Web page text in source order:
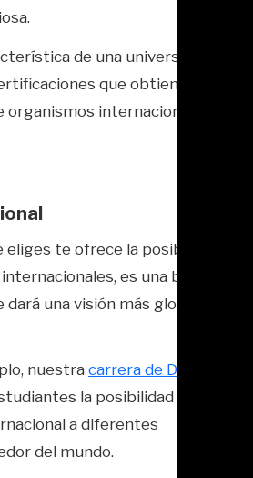
de una universidad
que obtiene la
internacionales o
eliges te ofrece la posibilidad de
es una buena
una visión más global
nuestracarrera de Derecho
la posibilidad de hacer
a diferentes
del mundo.